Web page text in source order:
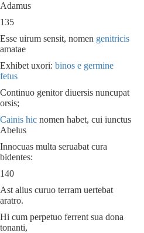
Adamus
135
Esse uirum sensit, nomen genitricis
amatae
Exhibet uxori: binos e germine
fetus
Continuo genitor diuersis nuncupat
orsis;
Cainis hic nomen habet, cui iunctus
Abelus
Innocuas multa seruabat cura
bidentes:
140
Ast alius curuo terram uertebat
aratro.
Hi cum perpetuo ferrent sua dona
tonanti,